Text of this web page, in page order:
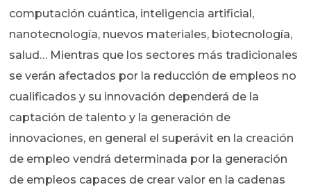
computación cuántica, inteligencia artificial,
nanotecnología, nuevos materiales, biotecnología,
salud… Mientras que los sectores más tradicionales
se verán afectados por la reducción de empleos no
cualificados y su innovación dependerá de la
captación de talento y la generación de
innovaciones, en general el superávit en la creación
de empleo vendrá determinada por la generación
de empleos capaces de crear valor en la cadenas